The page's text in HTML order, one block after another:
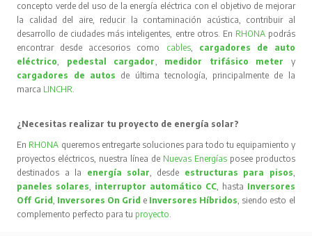
concepto verde del uso de la energía eléctrica con el objetivo de mejorar
la calidad del aire, reducir la contaminación acústica, contribuir al
desarrollo de ciudades más inteligentes, entre otros. En RHONA podrás
encontrar desde accesorios como cables, cargadores de auto
eléctrico, pedestal cargador, medidor trifásico meter
y
cargadores de autos de última tecnología, principalmente de la
marca LINCHR.
¿Necesitas realizar tu proyecto de energía solar?
En RHONA queremos entregarte soluciones para todo tu equipamiento y
proyectos eléctricos, nuestra línea de Nuevas Energíasposee productos
destinados a la energía solar, desde estructuras para pisos,
paneles solares, interruptor automático CC, hasta Inversores
Off Grid, Inversores On Grid e Inversores Híbridos, siendo esto el
complemento perfecto para tu proyecto.